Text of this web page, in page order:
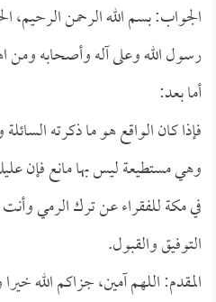
الجواب: بسم الله الرحمن الرحيم،
رسول الله وعلى آله وأصحابه ومن
أما بعد:
فإذا كان الواقع هو ما ذكرته
وهي مستطيعة ليس بها مانع فإن
في مكة للفقراء عن ترك الرمي وأنت
التوفيق والقبول.
المقدم: اللهم آمين، جزاكم الله